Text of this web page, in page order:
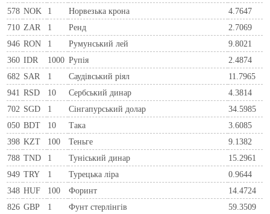
578 NOK 1 Норвезька крона
4.7647
710 ZAR 1 Ренд
2.7069
946 RON 1 Румунський лей
9.8021
360 IDR 1000 Рупія
2.4874
682 SAR 1 Саудівський ріял
11.7965
941 RSD 10 Сербський динар
4.3814
702 SGD 1 Сінгапурський долар
34.5985
050 BDT 10 Така
3.6085
398 KZT 100 Теньге
9.1382
788 TND 1 Туніський динар
15.2961
949 TRY 1 Турецька ліра
0.9644
348 HUF 100 Форинт
14.4724
826 GBP 1 Фунт стерлінгів 59.3509